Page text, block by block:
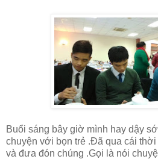
Buổi sáng bây giờ mình hay dậy
chuyện với bọn trẻ .Đã qua cái
và đưa đón chúng .Gọi là nói